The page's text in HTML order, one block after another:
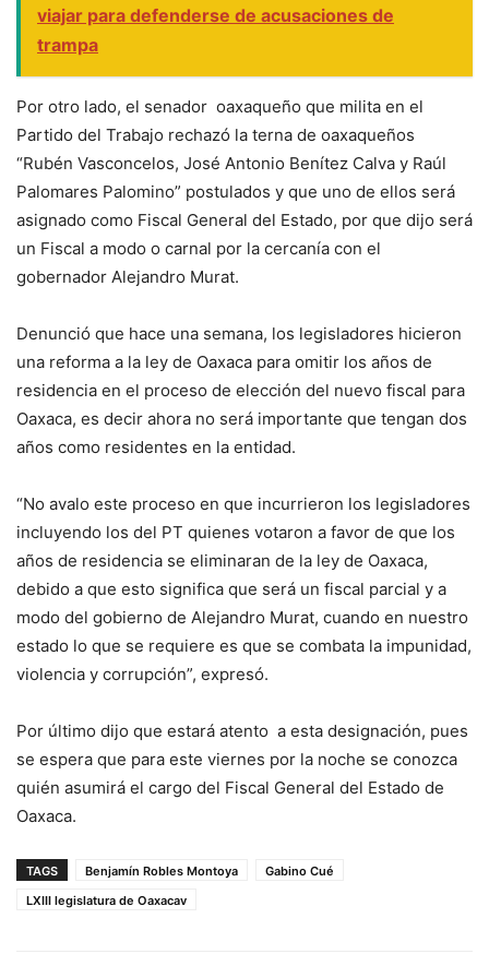
viajar para defenderse de acusaciones de
trampa
Por otro lado, el senador oaxaqueño que milita en el
Partido del Trabajo rechazó la terna de oaxaqueños
“Rubén Vasconcelos, José Antonio Benítez Calva y Raúl
Palomares Palomino” postulados y que uno de ellos será
asignado como Fiscal General del Estado, por que dijo será
un Fiscal a modo o carnal por la cercanía con el
gobernador Alejandro Murat.
Denunció que hace una semana, los legisladores hicieron
una reforma a la ley de Oaxaca para omitir los años de
residencia en el proceso de elección del nuevo fiscal para
Oaxaca, es decir ahora no será importante que tengan dos
años como residentes en la entidad.
“No avalo este proceso en que incurrieron los legisladores
incluyendo los del PT quienes votaron a favor de que los
años de residencia se eliminaran de la ley de Oaxaca,
debido a que esto significa que será un fiscal parcial y a
modo del gobierno de Alejandro Murat, cuando en nuestro
estado lo que se requiere es que se combata la impunidad,
violencia y corrupción”, expresó.
Por último dijo que estará atento a esta designación, pues
se espera que para este viernes por la noche se conozca
quién asumirá el cargo del Fiscal General del Estado de
Oaxaca.
TAGS Benjamín Robles Montoya
Gabino Cué
LXIII legislatura de Oaxacav